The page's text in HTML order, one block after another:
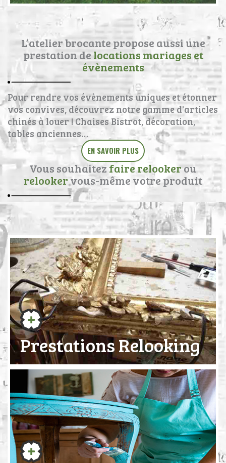
L’atelier brocante propose aussi une
prestation de locations mariages et
évènements
Pour rendre vos évènements uniques et étonner
vos convives, découvrez notre gamme d'articles
chinés à louer ! Chaises Bistrot, décoration,
tables anciennes…
EN SAVOIR PLUS
Vous souhaitez faire relookerou
relookervous-même votre produit
Prestations Relooking